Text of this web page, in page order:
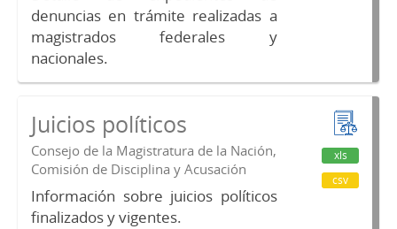
denuncias en trámite realizadas a
magistrados federales y
nacionales.
Juicios políticos
Consejo de la Magistratura de la Nación,
Comisión de Disciplina y Acusación
Información sobre juicios políticos
finalizados y vigentes.
xls
csv